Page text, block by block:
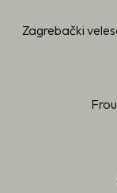
Zagrebački